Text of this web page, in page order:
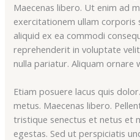
Maecenas libero. Ut enim ad
exercitationem ullam corporis
aliquid ex ea commodi
reprehenderit in voluptate
nulla pariatur. Aliquam ornare
Etiam posuere lacus quis
metus. Maecenas libero.
tristique senectus et netus et
egestas. Sed ut perspiciatis